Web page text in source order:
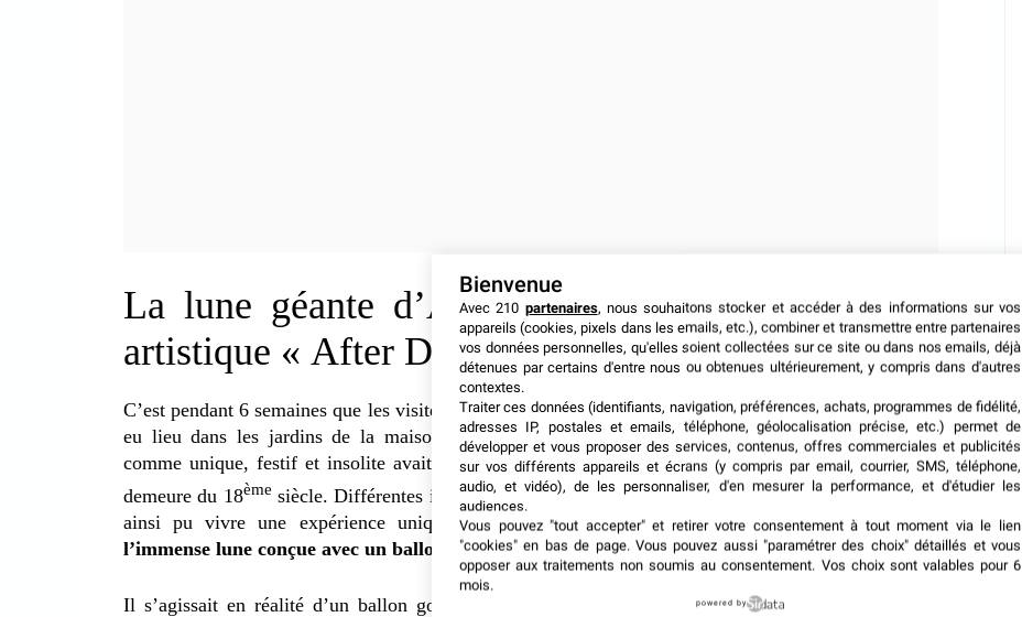
La lune géante d’Airstar a illuminé l’évènement
artistique « After Dark »
C’est pendant 6 semaines que les visiteurs ont pu admirer l’évènement artistique « After Dark » qui a
eu lieu dans les jardins de la maison Chiswick House. Ce spectacle, décrit par ses concepteurs
comme unique, festif et insolite avait lieu dès que la nuit tombait sur les jardins de la magnifique
demeure du 18ème siècle. Différentes illuminations lumineuses étaient proposées. Les spectateurs ont
ainsi pu vivre une expérience unique et élégante.L’une des attractions du spectacle était
l’immense lune conçue avec un ballon éclairant de l’entreprise française Airstar.
Il s’agissait en réalité d’un ballon gonflable d’un diamètre de 6 mètres qui illuminait le ciel des
Bienvenue
Avec 210 partenaires, nous souhaitons stocker et accéder à des informations sur vos
appareils (cookies, pixels dans les emails, etc.), combiner et transmettre entre partenaires
vos données personnelles, qu'elles soient collectées sur ce site ou dans nos emails, déjà
détenues par certains d'entre nous ou obtenues ultérieurement, y compris dans d'autres
contextes.
Traiter ces données (identifiants, navigation, préférences, achats, programmes de fidélité,
adresses IP, postales et emails, téléphone, géolocalisation précise, etc.) permet de
développer et vous proposer des services, contenus, offres commerciales et publicités
sur vos différents appareils et écrans (y compris par email, courrier, SMS, téléphone,
audio, et vidéo), de les personnaliser, d'en mesurer la performance, et d'étudier les
audiences.
Vous pouvez "tout accepter" et retirer votre consentement à tout moment via le lien
"cookies" en bas de page. Vous pouvez aussi "paramétrer des choix" détaillés et vous
opposer aux traitements non soumis au consentement. Vos choix sont valables pour 6
mois.
powered by